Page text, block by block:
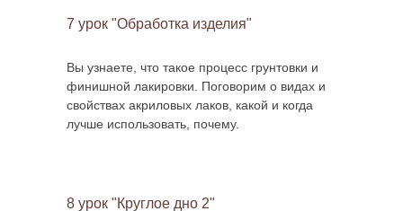
7 урок "Обработка изделия"
Вы узнаете, что такое процесс грунтовки и
финишной лакировки. Поговорим о видах и
свойствах акриловых лаков, какой и когда
лучше использовать, почему.
8 урок "Круглое дно 2"